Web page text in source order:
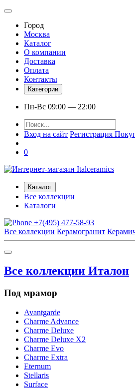
Город
Москва
Каталог
О компании
Доставка
Оплата
Контакты
Категории
Пн-Вс 09:00 — 22:00
Вход на сайт Регистрация
0
Каталог
Все коллекции
Каталоги
+7(495) 477-58-93
Все коллекции Керамогранит
Все коллекции Италон
Под мрамор
Avantgarde
Charme Advance
Charme Deluxe
Charme Deluxe X2
Charme Evo
Charme Extra
Eternum
Stellaris
Surface